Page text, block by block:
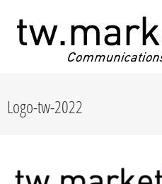
Logo-tw-2022